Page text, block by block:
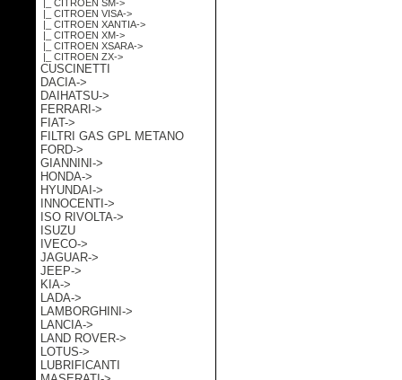
|_ CITROEN SM->
|_ CITROEN VISA->
|_ CITROEN XANTIA->
|_ CITROEN XM->
|_ CITROEN XSARA->
|_ CITROEN ZX->
CUSCINETTI
DACIA->
DAIHATSU->
FERRARI->
FIAT->
FILTRI GAS GPL METANO
FORD->
GIANNINI->
HONDA->
HYUNDAI->
INNOCENTI->
ISO RIVOLTA->
ISUZU
IVECO->
JAGUAR->
JEEP->
KIA->
LADA->
LAMBORGHINI->
LANCIA->
LAND ROVER->
LOTUS->
LUBRIFICANTI